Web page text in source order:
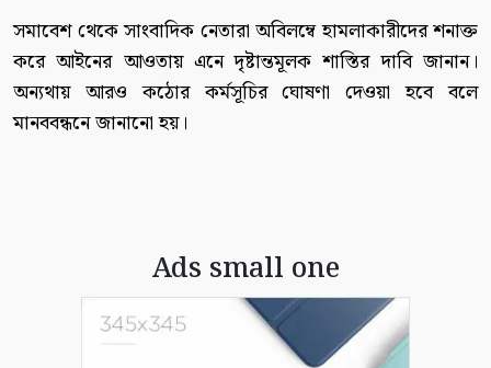
সমাবেশ থেকে সাংবাদিক নেতারা অবিলম্বে হামলাকারীদের শনাক্ত
করে আইনের আওতায় এনে দৃষ্টান্তমূলক শাস্তির দাবি জানান।
অন্যথায় আরও কঠোর কর্মসূচির ঘোষণা দেওয়া হবে বলে
মানববন্ধনে জানানো হয়।
Ads small one